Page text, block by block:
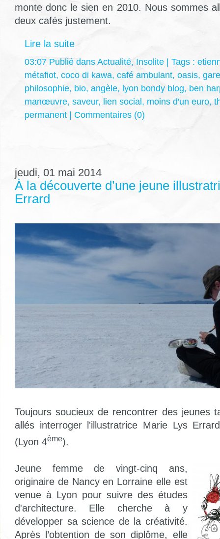
monte donc le sien en 2010. Nous sommes
deux cafés justement.
Lire la suite
03:07 Publié dans Actualité, Insolite | Tags :
métafiot, coco di kawa, café ambulant, oasis, gare
philosophie, bio, angèle, lyon bondy blog, ben
manœuvre, saveur, lien social, moins d'un euro,
permanent | Commentaires (0)
jeudi, 01 mai 2014
À la découverte d’une jeune
Errard
Toujours soucieux de rencontrer des jeunes
allés interroger l'illustratrice Marie Lys
(Lyon 4ème).
Jeune femme de vingt-cinq ans,
originaire de Nancy en Lorraine elle est
venue à Lyon pour suivre des études
d'architecture. Elle cherche à y
développer sa science de la créativité.
Après l’obtention de son diplôme, elle